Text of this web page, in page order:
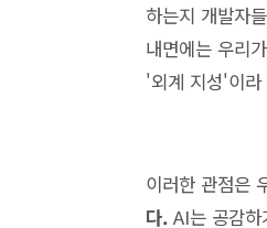
하는지 개발자
내면에는 우리
'외계 지성'이라
이러한 관점은
다. AI는 공감